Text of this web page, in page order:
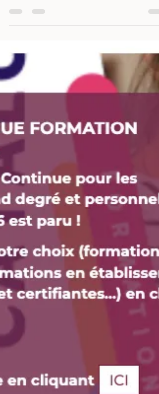
auroreponsonnet
Formation initiale à Valence !
1, 2, 3, 4 ou 5 jours de formation simpliGRAM® ?
vous de choisir ! Cette formation s'adresse aux :
Orthophonistes ou étudiants en...